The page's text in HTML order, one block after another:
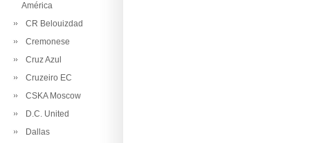
América
CR Belouizdad
Cremonese
Cruz Azul
Cruzeiro EC
CSKA Moscow
D.C. United
Dallas